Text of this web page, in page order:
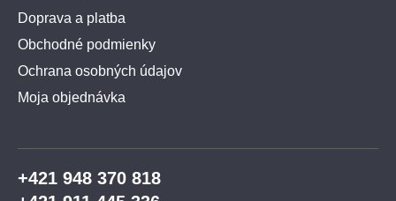
Doprava a platba
Obchodné podmienky
Ochrana osobných údajov
Moja objednávka
+421 948 370 818